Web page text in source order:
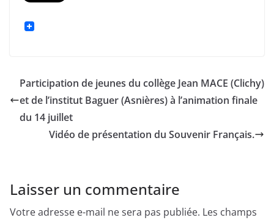
Participation de jeunes du collège Jean MACE (Clichy)
et de l’institut Baguer (Asnières) à l’animation finale
du 14 juillet
Vidéo de présentation du Souvenir Français.
Laisser un commentaire
Votre adresse e-mail ne sera pas publiée. Les champs